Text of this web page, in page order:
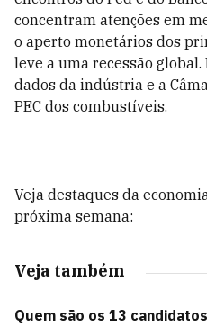
concentram atenções em
o aperto monetários dos
leve a uma recessão global.
dados da indústria e a
PEC dos combustíveis.
Veja destaques da
próxima semana:
Veja também
Quem são os 13